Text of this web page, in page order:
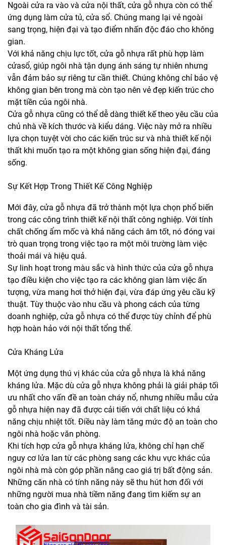
Ngoài cửa ra vào và cửa nội thất, cửa gỗ nhựa còn có thể
ứng dụng làm cửa tủ, cửa sổ. Chúng mang lại vẻ ngoài
sang trọng, hiện đại và tạo điểm nhấn độc đáo cho không
gian.
Với khả năng chịu lực tốt, cửa gỗ nhựa rất phù hợp làm
cửasổ, giúp ngôi nhà tận dụng ánh sáng tự nhiên nhưng
vẫn đảm bảo sự riêng tư cần thiết. Chúng không chỉ bảo vệ
không gian bên trong mà còn tạo nên vẻ đẹp kiến trúc cho
mặt tiền của ngôi nhà.
Cửa gỗ nhựa cũng có thể dễ dàng thiết kế theo yêu cầu của
chủ nhà về kích thước và kiểu dáng. Việc này mở ra nhiều
lựa chọn tuyệt vời cho các kiến trúc sư và nhà thiết kế nội
thất khi muốn tạo ra một không gian sống hiện đại, đáng
sống.
Sự Kết Hợp Trong Thiết Kế Công Nghiệp
Mới đây, cửa gỗ nhựa đã trở thành một lựa chọn phổ biến
trong các công trình thiết kế nội thất công nghiệp. Với tính
chất chống ẩm mốc và khả năng cách âm tốt, nó đóng vai
trò quan trọng trong việc tạo ra một môi trường làm việc
thoải mái và hiệu quả.
Sự linh hoạt trong màu sắc và hình thức của cửa gỗ nhựa
tạo điều kiện cho việc tạo ra các không gian làm việc ấn
tượng, vừa mang hơi thở hiện đại, vừa đáp ứng yêu cầu kỹ
thuật. Tùy thuộc vào nhu cầu và phong cách của từng
doanh nghiệp, cửa gỗ nhựa có thể được tùy chỉnh để phù
hợp hoàn hảo với nội thất tổng thể.
Cửa Kháng Lửa
Một ứng dụng thú vị khác của cửa gỗ nhựa là khả năng
kháng lửa. Mặc dù cửa gỗ nhựa không phải là giải pháp tối
ưu nhất cho vấn đề an toàn cháy nổ, nhưng nhiều mẫu cửa
gỗ nhựa hiện nay đã được cải tiến với chất liệu có khả
năng chịu nhiệt tốt. Điều này làm tăng mức độ an toàn cho
ngôi nhà hoặc văn phòng.
Khi tích hợp cửa gỗ nhựa kháng lửa, không chỉ hạn chế
nguy cơ lửa lan từ các phòng sang các khu vực khác của
ngôi nhà mà còn góp phần nâng cao giá trị bất động sản.
Những căn nhà có tính năng này sẽ thu hút hơn đối với
những người mua nhà tiềm năng đang tìm kiếm sự an
toàn cho gia đình và tài sản.